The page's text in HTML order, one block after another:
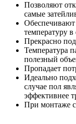
Позволяют
самые
Обеспечивают
температуру
Прекрасно
Температура
полезный
Пропадает
Идеально
случае пол
эффективнее
При монтаже